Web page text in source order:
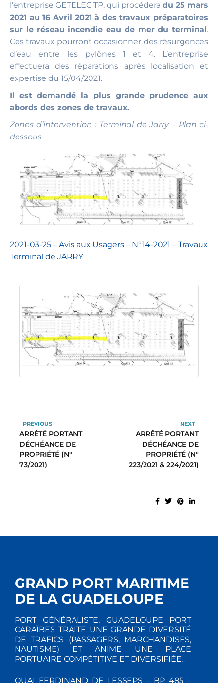
l’entreprise GETELEC TP, qui procédera du 25 mars
2021 au 16 Avril 2021 à des travaux préparatoires
sur le réseau incendie eau de mer du terminal .
Ces travaux pourront occasionner des résurgences
d’eau entre les pylônes 1 et 4. L’entreprise
effectuera des réparations après localisation et
expertise du 15/04/2021.
Il est demandé la plus grande prudence aux
abords des zones de travaux.
Zones d’intervention : Terminal de Jarry – Plan ci-
dessous
2021-03-25 – Avis aux Usagers – N°14-2021 – Travaux
Terminal de JARRY
PREVIOUS
ARRÊTÉ PORTANT
DÉCHÉANCE DE
PROPRIÉTÉ (N°
73/2021)
NEXT
ARRÊTÉ PORTANT
DÉCHÉANCE DE
PROPRIÉTÉ (N°
223/2021 & 224/2021)
GRAND PORT MARITIME
DE LA GUADELOUPE
PORT GÉNÉRALISTE, GUADELOUPE PORT
CARAÏBES TRAITE UNE GRANDE DIVERSITÉ
DE TRAFICS (PASSAGERS, MARCHANDISES,
NAUTISME) ET ANIME UNE PLACE
PORTUAIRE COMPÉTITIVE ET DIVERSIFIÉE.
QUAI FERDINAND DE LESSEPS – BP 485 –